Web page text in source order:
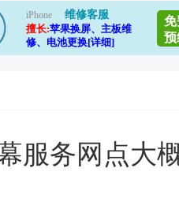
iPhone
维修客服
擅长:苹果换屏、主板维
修、电池更换[详细]
免
预
服务网点大